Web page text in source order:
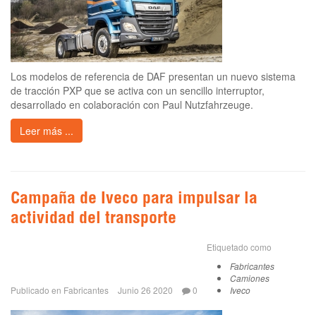
Los modelos de referencia de DAF presentan un nuevo sistema
de tracción PXP que se activa con un sencillo interruptor,
desarrollado en colaboración con Paul Nutzfahrzeuge.
Leer más ...
Campaña de Iveco para impulsar la
actividad del transporte
Publicado en Fabricantes Junio 26 2020 0
Etiquetado como
Fabricantes
Camiones
Iveco